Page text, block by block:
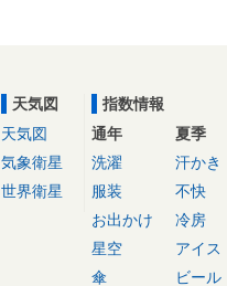
天気図
天気図
気象衛星
世界衛星
指数情報
通年
洗濯
服装
お出かけ
星空
傘
夏季
汗かき
不快
冷房
アイス
ビール